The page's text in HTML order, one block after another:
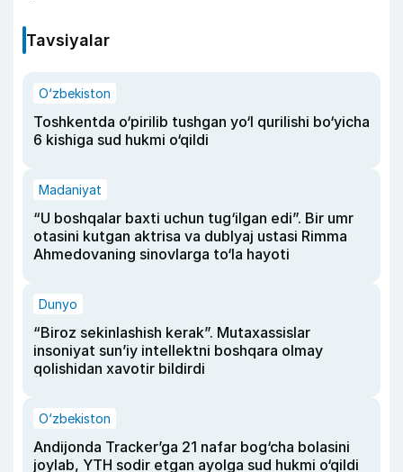
Tavsiyalar
O‘zbekiston
Toshkentda o‘pirilib tushgan yo‘l qurilishi bo‘yicha
6 kishiga sud hukmi o‘qildi
Madaniyat
“U boshqalar baxti uchun tug‘ilgan edi”. Bir umr
otasini kutgan aktrisa va dublyaj ustasi Rimma
Ahmedovaning sinovlarga to‘la hayoti
Dunyo
“Biroz sekinlashish kerak”. Mutaxassislar
insoniyat sun’iy intellektni boshqara olmay
qolishidan xavotir bildirdi
O‘zbekiston
Andijonda Tracker’ga 21 nafar bog‘cha bolasini
joylab, YTH sodir etgan ayolga sud hukmi o‘qildi